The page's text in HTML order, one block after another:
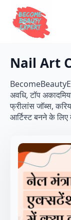
Nail Art
अवधि, टॉप
फ्रीलांस जॉब्स,
आर्टिस्ट बनने के लिए